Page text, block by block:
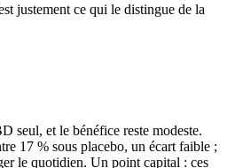
justement ce qui le distingue de la
seul, et le bénéfice reste modeste.
17 % sous placebo, un écart faible ;
le quotidien. Un point capital : ces